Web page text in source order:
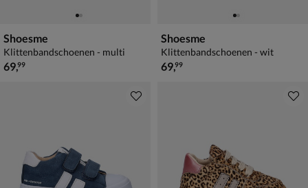
Shoesme
Klittenbandschoenen - multi
€ 69,99
69,99
Shoesme
Klittenbandschoenen - wit
€ 69,99
69,99